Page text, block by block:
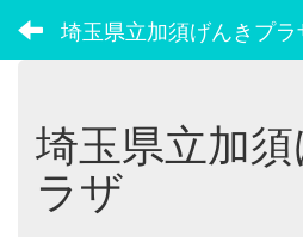
埼玉県立加須げんきプラ
埼玉県立加
ラザ